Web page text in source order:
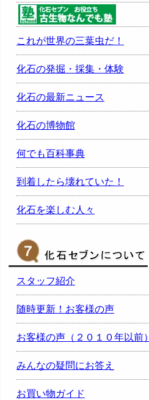
これが世界の三葉虫だ！
化石の発掘・採集・体験
化石の最新ニュース
化石の博物館
何でも百科事典
到着したら壊れていた！
化石を楽しむ人々
スタッフ紹介
随時更新！お客様の声
お客様の声（２０１０年以前）
みんなの疑問にお答え
お買い物ガイド